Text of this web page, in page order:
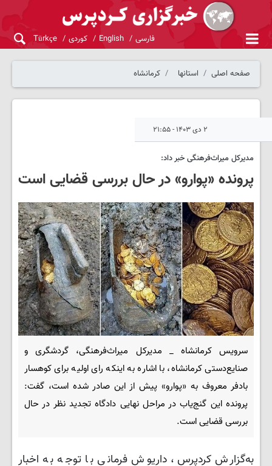
فارسی English کوردی Türkçe
صفحه اصلی استانها کرمانشاه
۲ دی ۱۴۰۳ - ۲۱:۵۵
مدیرکل میراث‌فرهنگی خبر داد:
پرونده «پوارو» در حال بررسی قضایی است
سرویس کرمانشاه _ مدیرکل میراث‌فرهنگی، گردشگری و
صنایع‌دستی کرمانشاه، با اشاره به اینکه رای اولیه برای کوهسار
بادفر معروف به «پوارو» پیش از این صادر شده است، گفت:
پرونده این گنج‌یاب در مراحل نهایی دادگاه تجدید نظر در حال
بررسی قضایی است.
به‌گزارش کردپرس، داریوش فرمانی با توجه به اخبار